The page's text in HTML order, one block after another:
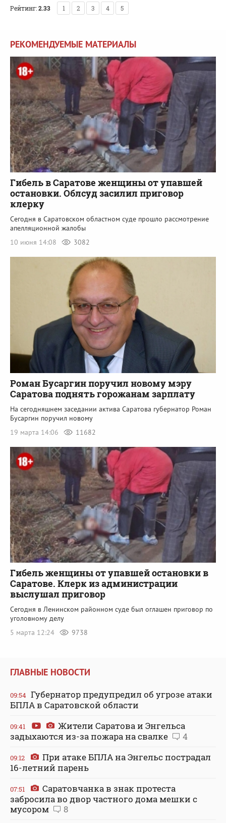
Рейтинг:2.33 1 2 3 4 5
РЕКОМЕНДУЕМЫЕ МАТЕРИАЛЫ
Гибель в Саратове женщины от упавшей
остановки. Облсуд засилил приговор
клерку
Сегодня в Саратовском областном суде прошло рассмотрение
апелляционной жалобы
10 июня 14:08
3082
Роман Бусаргин поручил новому мэру
Саратова поднять горожанам зарплату
На сегодняшнем заседании актива Саратова губернатор Роман
Бусаргин поручил новому
19 марта 14:06
11682
Гибель женщины от упавшей остановки в
Саратове. Клерк из администрации
выслушал приговор
Сегодня в Ленинском районном суде был оглашен приговор по
уголовному делу
5 марта 12:24
9738
ГЛАВНЫЕ НОВОСТИ
09:54 Губернатор предупредил об угрозе атаки
БПЛА в Саратовской области
09:41
Жители Саратова и Энгельса
задыхаются из-за пожара на свалке
4
09:12
При атаке БПЛА на Энгельс пострадал
16-летний парень
07:51
Саратовчанка в знак протеста
забросила во двор частного дома мешки с
мусором
8